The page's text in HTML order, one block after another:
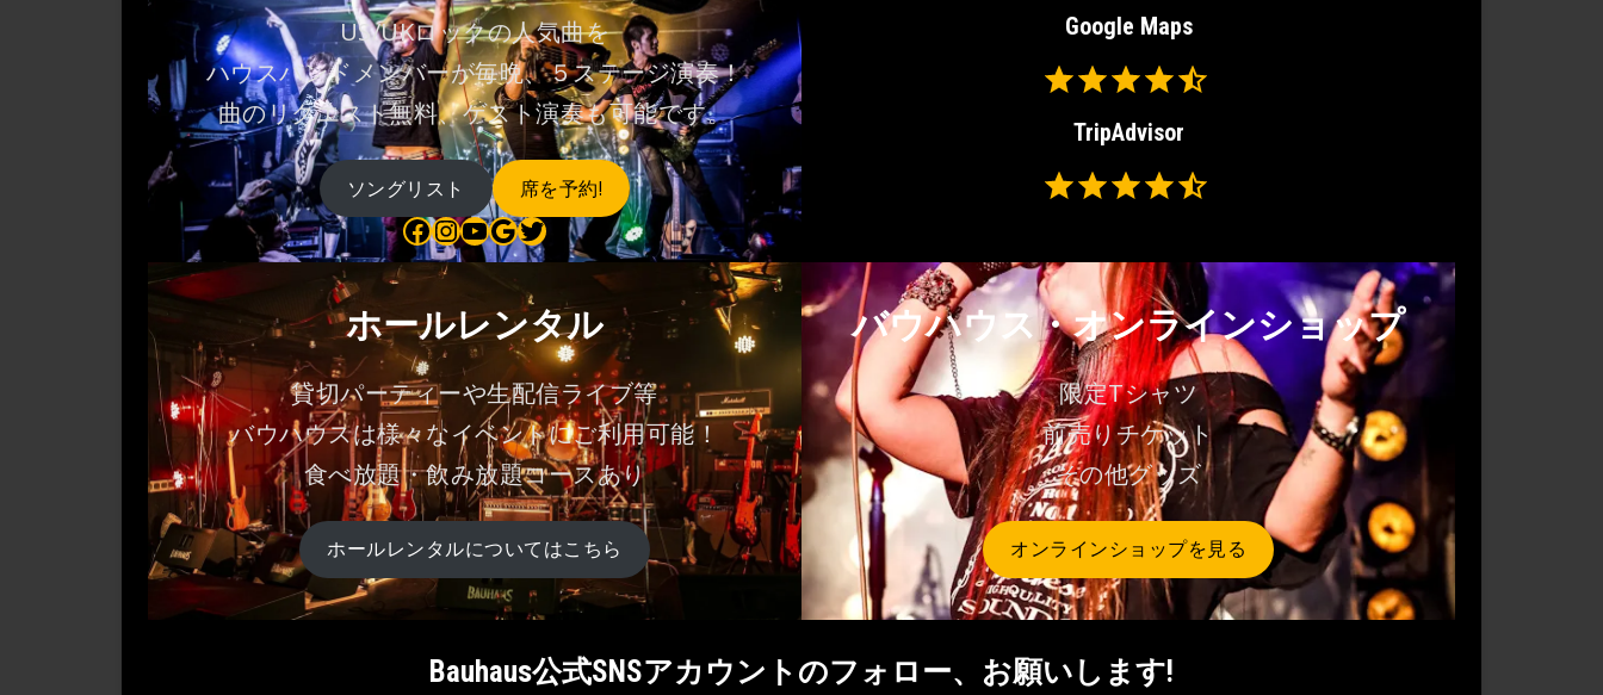
US/UKロックの人気曲を
ハウスバンドメンバーが毎晩、５ステージ演奏！
曲のリクエスト無料、ゲスト演奏も可能です。
ソングリスト 席を予約!
Bauhaus on Facebook Bauhaus on InstagramBauhaus on YouTube Bauhaus on Google Maps Bauhaus on Twitter
Google Maps
⭐
⭐
⭐
⭐
TripAdvisor
⭐
⭐
⭐
ホールレンタル
貸切パーティーや生配信ライブ等
バウハウスは様々なイベントにご利用可能！
食べ放題・飲み放題コースあり
ホールレンタルについてはこちら
バウハウス・オンラインショップ
限定Tシャツ
前売りチケット
その他グッズ
オンラインショップを見る
Bauhaus公式SNSアカウントのフォロー、お願いします!